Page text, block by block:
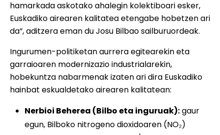
hamarkada askotako ahalegin kolektiboari esker,
Euskadiko airearen kalitatea etengabe hobetzen ari
da”, aditzera eman du Josu Bilbao sailburuordeak.
Ingurumen-politiketan aurrera egitearekin eta
garraioaren modernizazio industrialarekin,
hobekuntza nabarmenak izaten ari dira Euskadiko
hainbat eskualdetako airearen kalitatean:
Nerbioi Beherea (Bilbo eta inguruak):gaur
egun, Bilboko nitrogeno dioxidoaren (NO₂)